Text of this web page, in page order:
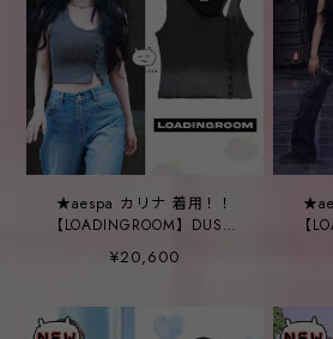
★aespa カリナ 着用！！
【LOADINGROOM】DUSTY
TANK TOP
¥20,600
【